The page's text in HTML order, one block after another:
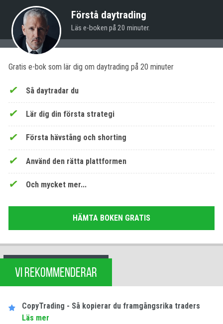
Förstå daytrading
Läs e-boken på 20 minuter.
Gratis e-bok som lär dig om daytrading på 20 minuter
Så daytradar du
Lär dig din första strategi
Första hävstång och shorting
Använd den rätta plattformen
Och mycket mer...
HÄMTA BOKEN GRATIS
VI REKOMMENDERAR
CopyTrading - Så kopierar du framgångsrika traders
Läs mer